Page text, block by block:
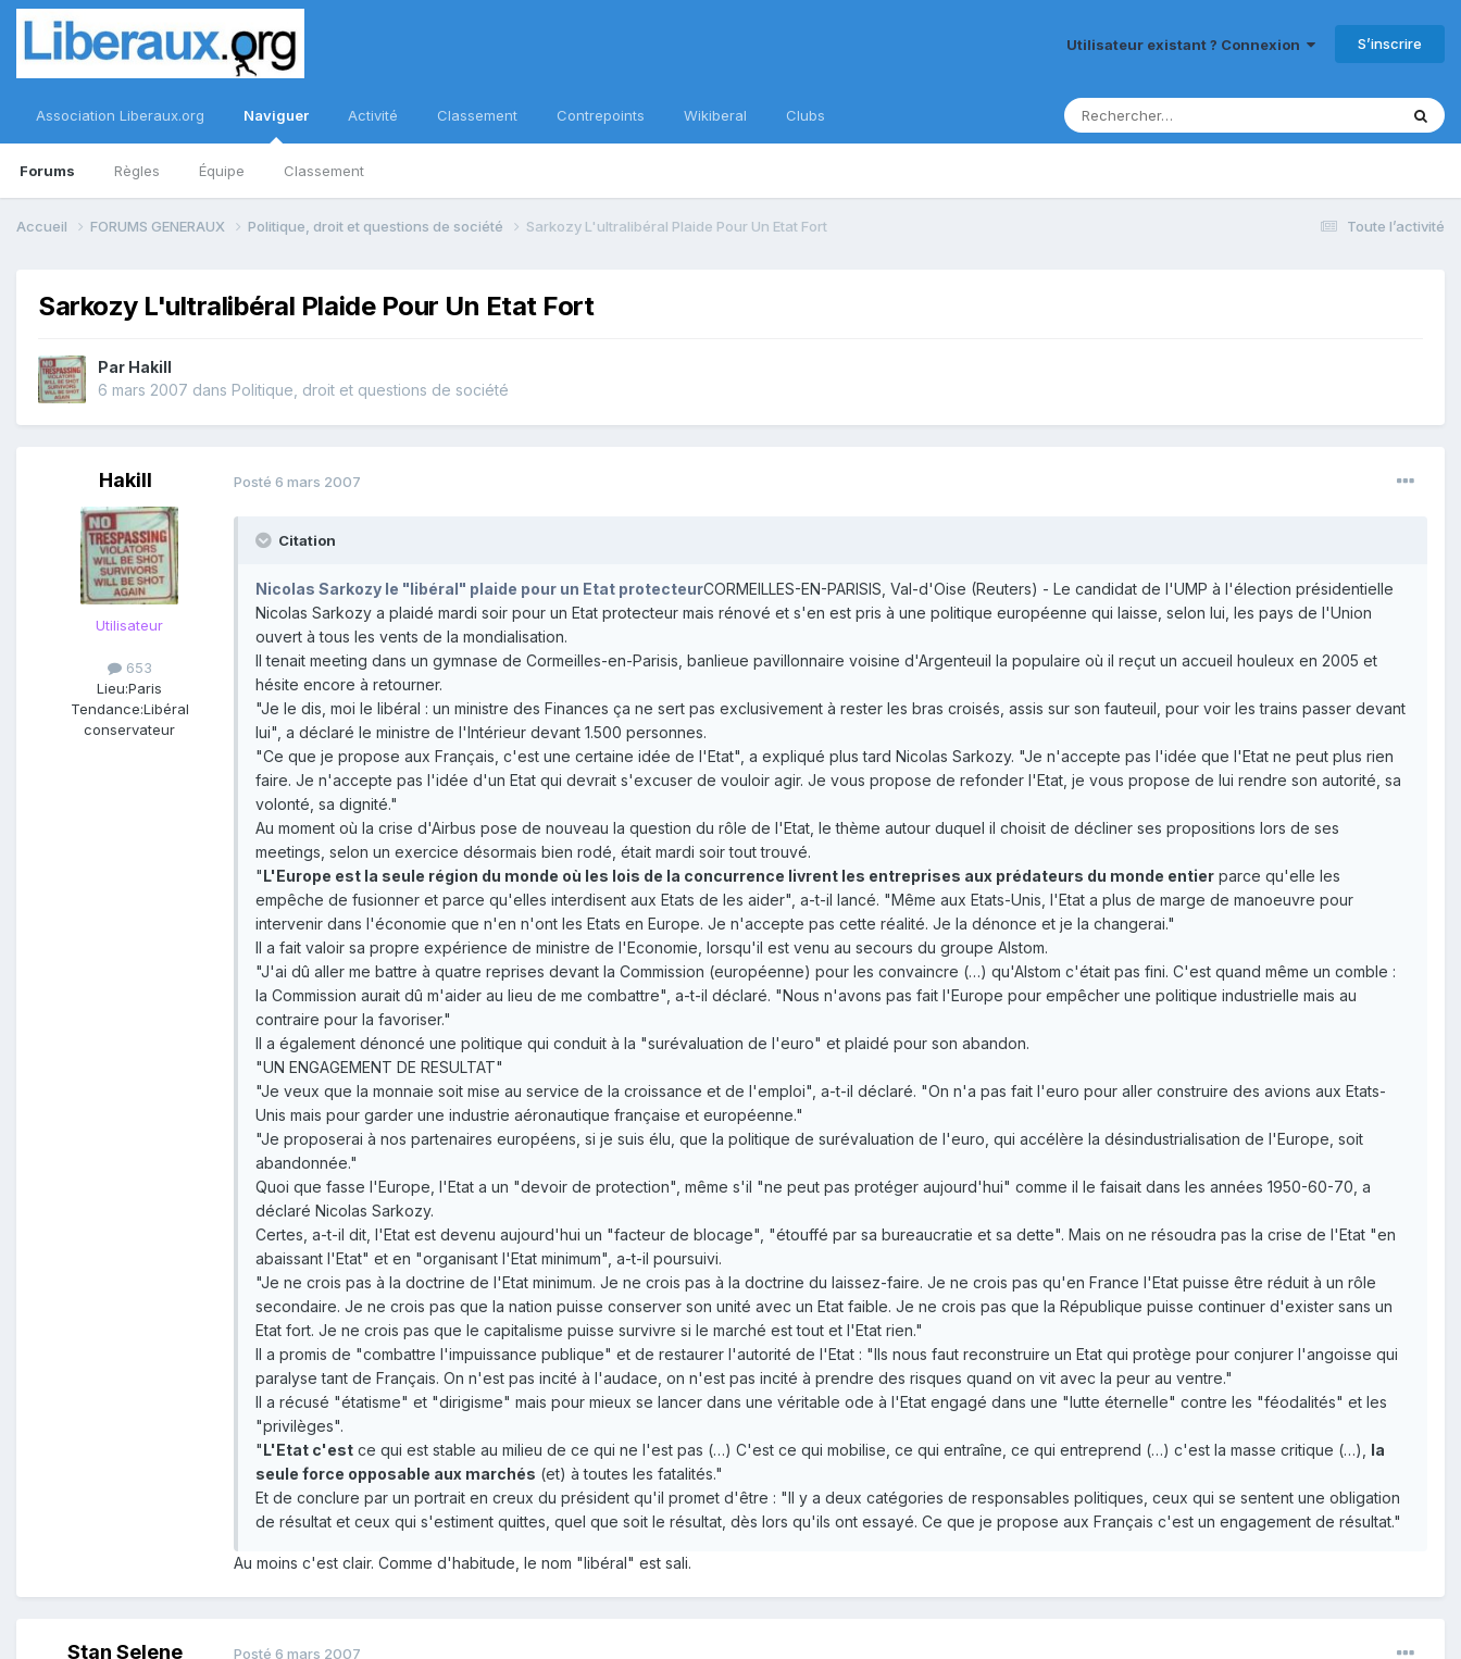
Utilisateur existant ? Connexion S’inscrire
Association Liberaux.org Naviguer
Forums Règles Équipe Classement
Activité Classement Contrepoints Wikiberal Clubs
Toute l’activité
Accueil FORUMS GENERAUX Politique, droit et questions de société Sarkozy L'ultralibéral Plaide Pour Un Etat Fort
Sarkozy L'ultralibéral Plaide Pour Un Etat Fort
Par Hakill
6 mars 2007 dans Politique, droit et questions de société
Hakill
Utilisateur
653
Lieu:Paris
Tendance:Libéral
conservateur
Posté 6 mars 2007
Citation
Nicolas Sarkozy le "libéral" plaide pour un Etat protecteurCORMEILLES-EN-PARISIS, Val-d'Oise (Reuters) - Le candidat de l'UMP à l'élection présidentielle
Nicolas Sarkozy a plaidé mardi soir pour un Etat protecteur mais rénové et s'en est pris à une politique européenne qui laisse, selon lui, les pays de l'Union
ouvert à tous les vents de la mondialisation.
Il tenait meeting dans un gymnase de Cormeilles-en-Parisis, banlieue pavillonnaire voisine d'Argenteuil la populaire où il reçut un accueil houleux en 2005 et
hésite encore à retourner.
"Je le dis, moi le libéral : un ministre des Finances ça ne sert pas exclusivement à rester les bras croisés, assis sur son fauteuil, pour voir les trains passer devant
lui", a déclaré le ministre de l'Intérieur devant 1.500 personnes.
"Ce que je propose aux Français, c'est une certaine idée de l'Etat", a expliqué plus tard Nicolas Sarkozy. "Je n'accepte pas l'idée que l'Etat ne peut plus rien
faire. Je n'accepte pas l'idée d'un Etat qui devrait s'excuser de vouloir agir. Je vous propose de refonder l'Etat, je vous propose de lui rendre son autorité, sa
volonté, sa dignité."
Au moment où la crise d'Airbus pose de nouveau la question du rôle de l'Etat, le thème autour duquel il choisit de décliner ses propositions lors de ses
meetings, selon un exercice désormais bien rodé, était mardi soir tout trouvé.
"L'Europe est la seule région du monde où les lois de la concurrence livrent les entreprises aux prédateurs du monde entier parce qu'elle les
empêche de fusionner et parce qu'elles interdisent aux Etats de les aider", a-t-il lancé. "Même aux Etats-Unis, l'Etat a plus de marge de manoeuvre pour
intervenir dans l'économie que n'en n'ont les Etats en Europe. Je n'accepte pas cette réalité. Je la dénonce et je la changerai."
Il a fait valoir sa propre expérience de ministre de l'Economie, lorsqu'il est venu au secours du groupe Alstom.
"J'ai dû aller me battre à quatre reprises devant la Commission (européenne) pour les convaincre (…) qu'Alstom c'était pas fini. C'est quand même un comble :
la Commission aurait dû m'aider au lieu de me combattre", a-t-il déclaré. "Nous n'avons pas fait l'Europe pour empêcher une politique industrielle mais au
contraire pour la favoriser."
Il a également dénoncé une politique qui conduit à la "surévaluation de l'euro" et plaidé pour son abandon.
"UN ENGAGEMENT DE RESULTAT"
"Je veux que la monnaie soit mise au service de la croissance et de l'emploi", a-t-il déclaré. "On n'a pas fait l'euro pour aller construire des avions aux Etats-
Unis mais pour garder une industrie aéronautique française et européenne."
"Je proposerai à nos partenaires européens, si je suis élu, que la politique de surévaluation de l'euro, qui accélère la désindustrialisation de l'Europe, soit
abandonnée."
Quoi que fasse l'Europe, l'Etat a un "devoir de protection", même s'il "ne peut pas protéger aujourd'hui" comme il le faisait dans les années 1950-60-70, a
déclaré Nicolas Sarkozy.
Certes, a-t-il dit, l'Etat est devenu aujourd'hui un "facteur de blocage", "étouffé par sa bureaucratie et sa dette". Mais on ne résoudra pas la crise de l'Etat "en
abaissant l'Etat" et en "organisant l'Etat minimum", a-t-il poursuivi.
"Je ne crois pas à la doctrine de l'Etat minimum. Je ne crois pas à la doctrine du laissez-faire. Je ne crois pas qu'en France l'Etat puisse être réduit à un rôle
secondaire. Je ne crois pas que la nation puisse conserver son unité avec un Etat faible. Je ne crois pas que la République puisse continuer d'exister sans un
Etat fort. Je ne crois pas que le capitalisme puisse survivre si le marché est tout et l'Etat rien."
Il a promis de "combattre l'impuissance publique" et de restaurer l'autorité de l'Etat : "Ils nous faut reconstruire un Etat qui protège pour conjurer l'angoisse qui
paralyse tant de Français. On n'est pas incité à l'audace, on n'est pas incité à prendre des risques quand on vit avec la peur au ventre."
Il a récusé "étatisme" et "dirigisme" mais pour mieux se lancer dans une véritable ode à l'Etat engagé dans une "lutte éternelle" contre les "féodalités" et les
"privilèges".
"L'Etat c'est ce qui est stable au milieu de ce qui ne l'est pas (…) C'est ce qui mobilise, ce qui entraîne, ce qui entreprend (…) c'est la masse critique (…), la
seule force opposable aux marchés (et) à toutes les fatalités."
Et de conclure par un portrait en creux du président qu'il promet d'être : "Il y a deux catégories de responsables politiques, ceux qui se sentent une obligation
de résultat et ceux qui s'estiment quittes, quel que soit le résultat, dès lors qu'ils ont essayé. Ce que je propose aux Français c'est un engagement de résultat."
Au moins c'est clair. Comme d'habitude, le nom "libéral" est sali.
Stan Selene Posté 6 mars 2007